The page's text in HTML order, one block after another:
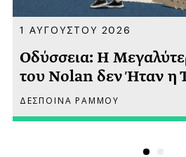
1 ΑΥΓΟΥΣΤΟΥ 2026
Οδύσσεια: Η
του Nolan δεν Ήταν η
ΔΕΣΠΟΙΝΑ ΡΑΜΜΟΥ